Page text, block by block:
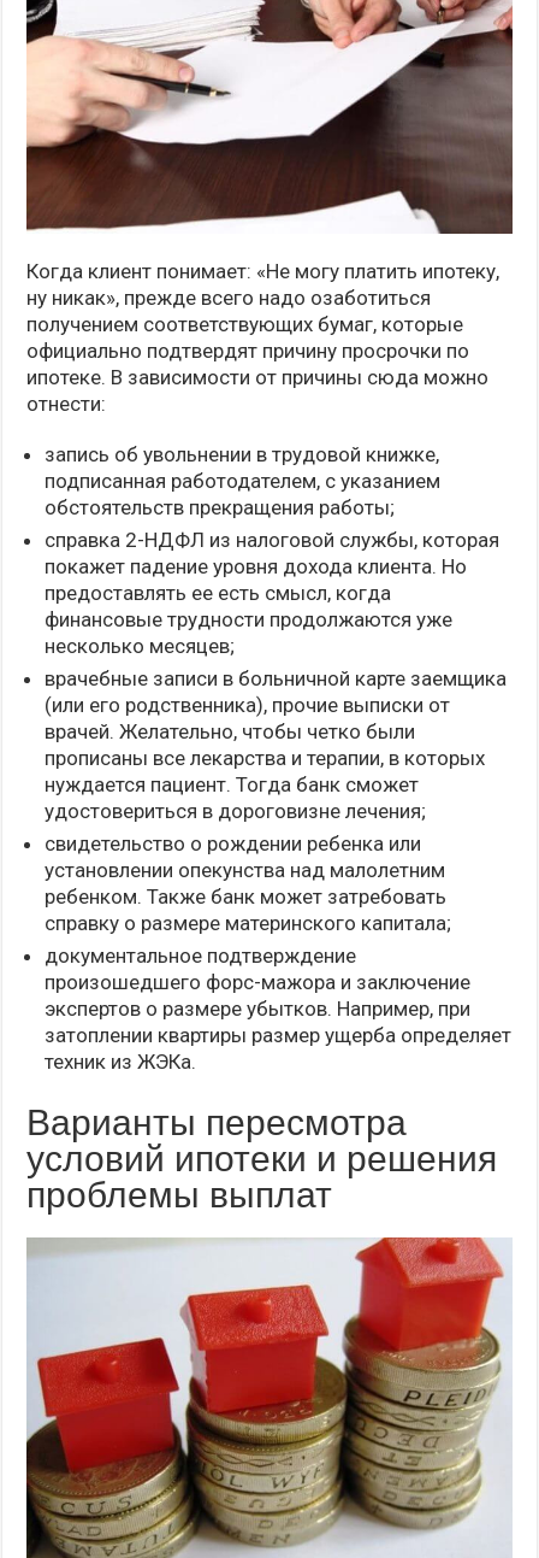
Когда клиент понимает: «Не могу платить ипотеку,
ну никак», прежде всего надо озаботиться
получением соответствующих бумаг, которые
официально подтвердят причину просрочки по
ипотеке. В зависимости от причины сюда можно
отнести:
запись об увольнении в трудовой книжке,
подписанная работодателем, с указанием
обстоятельств прекращения работы;
справка 2-НДФЛ из налоговой службы, которая
покажет падение уровня дохода клиента. Но
предоставлять ее есть смысл, когда
финансовые трудности продолжаются уже
несколько месяцев;
врачебные записи в больничной карте заемщика
(или его родственника), прочие выписки от
врачей. Желательно, чтобы четко были
прописаны все лекарства и терапии, в которых
нуждается пациент. Тогда банк сможет
удостовериться в дороговизне лечения;
свидетельство о рождении ребенка или
установлении опекунства над малолетним
ребенком. Также банк может затребовать
справку о размере материнского капитала;
документальное подтверждение
произошедшего форс-мажора и заключение
экспертов о размере убытков. Например, при
затоплении квартиры размер ущерба определяет
техник из ЖЭКа.
Варианты пересмотра
условий ипотеки и решения
проблемы выплат